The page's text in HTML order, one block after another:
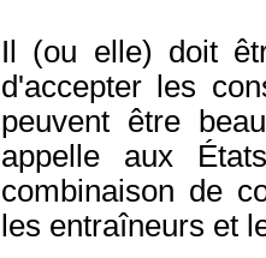
Il (ou elle) doit
d'accepter les
peuvent être
appelle aux
combinaison de
les entraîneurs et